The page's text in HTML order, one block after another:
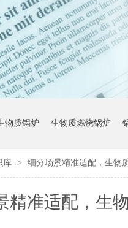
物质锅炉 生物质燃烧锅炉
库 > 细分场景精准适配，生物
精准适配，生